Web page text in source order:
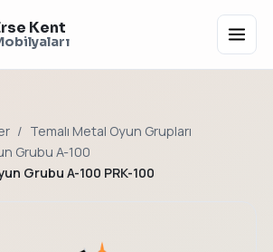
Kent
Menü
Temalı Metal Oyun Grupları
Grubu A-100
Grubu A-100 PRK-100